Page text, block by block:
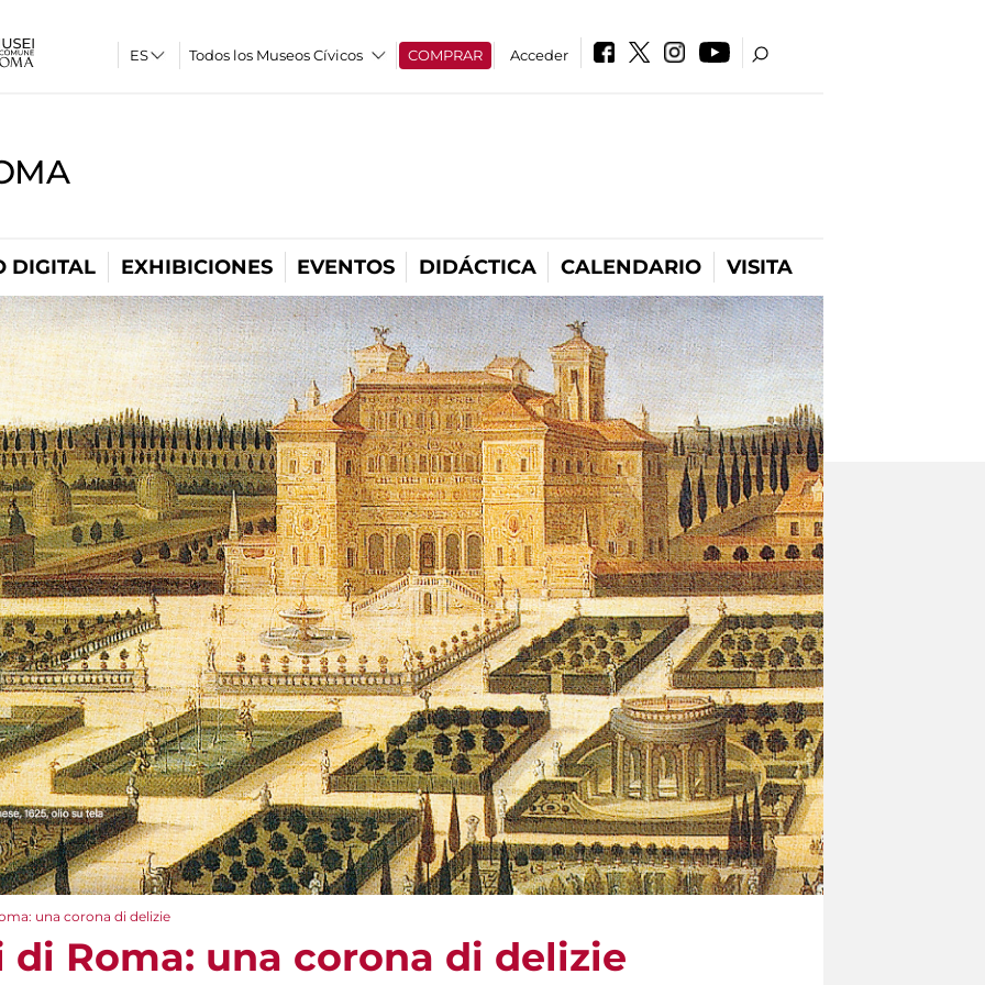
Todos los Museos Cívicos COMPRAR Acceder
DIGITAL EXHIBICIONES EVENTOS DIDÁCTICA CALENDARIO VISITA
una corona di delizie
Roma: una corona di delizie